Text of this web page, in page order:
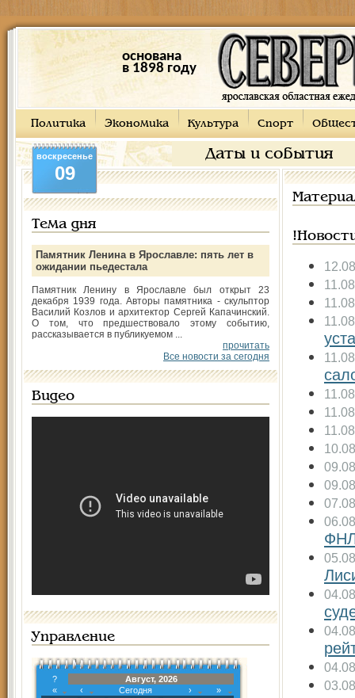
основана
в 1898 году
Политика Экономика Культура Спорт
Даты и события
воскресенье
09
Тема дня
Памятник Ленина в Ярославле: пять лет в
ожидании пьедестала
Памятник Ленину в Ярославле был открыт 23
декабря 1939 года. Авторы памятника - скульптор
Василий Козлов и архитектор Сергей Капачинский.
О том, что предшествовало этому событию,
рассказывается в публикуемом ...
прочитать
Все новости за сегодня
Видео
Управление
?
Август, 2026
«
‹ Сегодня ›
»